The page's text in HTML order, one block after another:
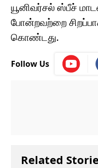
யூனிவர்சல் ஸ்பீச்
போன்றவற்றை
கொண்டது.
Follow Us
Related